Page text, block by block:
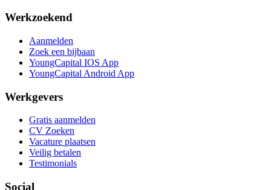
Werkzoekend
Aanmelden
Zoek een bijbaan
YoungCapital IOS App
YoungCapital Android App
Werkgevers
Gratis aanmelden
CV Zoeken
Vacature plaatsen
Veilig betalen
Testimonials
Social